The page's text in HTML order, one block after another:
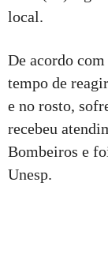
local.
De acordo
tempo de
e no rosto,
recebeu
Bombeiros e
Unesp.